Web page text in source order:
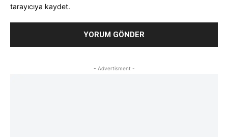
tarayıcıya kaydet.
- Advertisment -